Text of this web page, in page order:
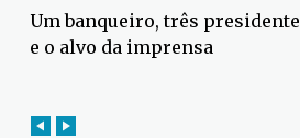
Defesa Civil lança campanha
contra o El Niño em SC